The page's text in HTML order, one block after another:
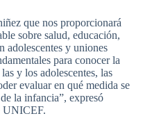
que nos proporcionará
sobre salud, educación,
adolescentes y uniones
para conocer la
y los adolescentes, las
evaluar en qué medida se
la infancia”, expresó
UNICEF.